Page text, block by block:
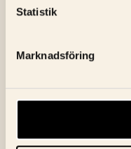
Statistik
Marknadsföring